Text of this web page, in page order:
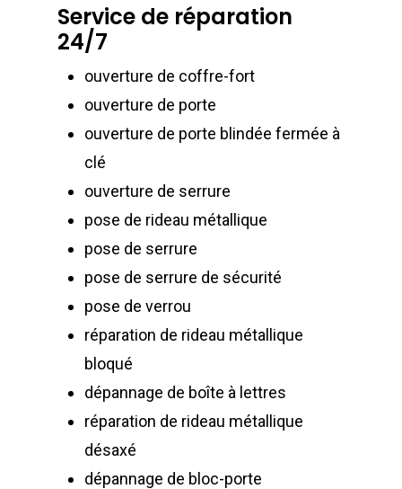
Service de réparation
24/7
ouverture de coffre-fort
ouverture de porte
ouverture de porte blindée fermée à
clé
ouverture de serrure
pose de rideau métallique
pose de serrure
pose de serrure de sécurité
pose de verrou
réparation de rideau métallique
bloqué
dépannage de boîte à lettres
réparation de rideau métallique
désaxé
dépannage de bloc-porte